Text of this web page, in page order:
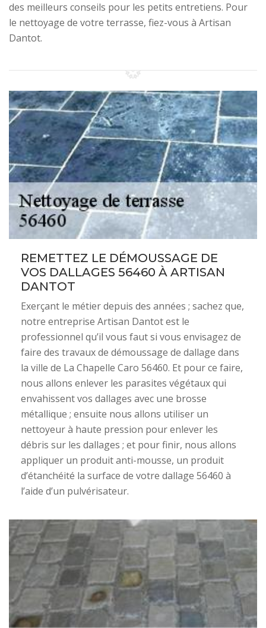
des meilleurs conseils pour les petits entretiens. Pour
le nettoyage de votre terrasse, fiez-vous à Artisan
Dantot.
REMETTEZ LE DÉMOUSSAGE DE
VOS DALLAGES 56460 À ARTISAN
DANTOT
Exerçant le métier depuis des années ; sachez que,
notre entreprise Artisan Dantot est le
professionnel qu’il vous faut si vous envisagez de
faire des travaux de démoussage de dallage dans
la ville de La Chapelle Caro 56460. Et pour ce faire,
nous allons enlever les parasites végétaux qui
envahissent vos dallages avec une brosse
métallique ; ensuite nous allons utiliser un
nettoyeur à haute pression pour enlever les
débris sur les dallages ; et pour finir, nous allons
appliquer un produit anti-mousse, un produit
d’étanchéité la surface de votre dallage 56460 à
l’aide d’un pulvérisateur.